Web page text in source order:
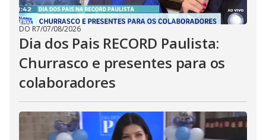
DO R7/07/08/2026
Dia dos Pais RECORD Paulista:
Churrasco e presentes para os
colaboradores